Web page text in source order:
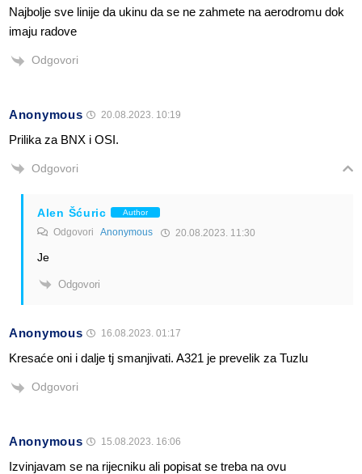
Najbolje sve linije da ukinu da se ne zahmete na aerodromu dok
imaju radove
Odgovori
Anonymous 20.08.2023. 10:19
Prilika za BNX i OSI.
Odgovori
Alen Šćuric Author
Odgovori Anonymous 20.08.2023. 11:30
Je
Odgovori
Anonymous 16.08.2023. 01:17
Kresaće oni i dalje tj smanjivati. A321 je prevelik za Tuzlu
Odgovori
Anonymous 15.08.2023. 16:06
Izvinjavam se na rijecniku ali popisat se treba na ovu